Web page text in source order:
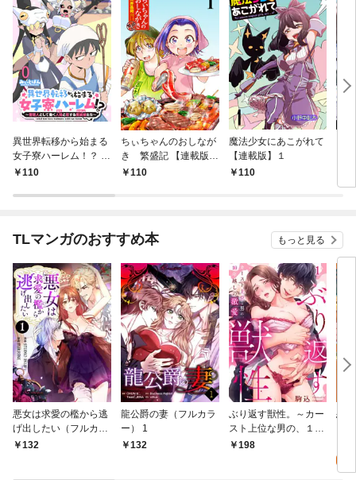
異世界転移から始まる
女子寮ハーレム！？ ～
管理人として働く人間
【連載版】０
110
ちぃちゃんのおしなが
き 繁盛記 【連載版】
１110
魔法少女にあこがれて
【連載版】１
110
TLマンガのおすすめ本 もっと見る
悪女は求愛の檻から逃
げ出したい（フルカラ
ー） 1
132
龍公爵の妻（フルカラ
ー） 1
132
ぶり返す獣性。～カー
スト上位な男の、１０
年越しの激愛１
198
恋